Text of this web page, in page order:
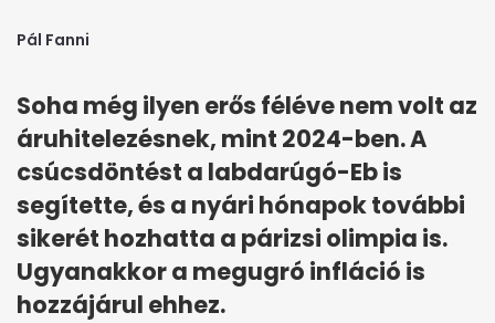
Pál Fanni
Soha még ilyen erős féléve nem volt az
áruhitelezésnek, mint 2024-ben. A
csúcsdöntést a labdarúgó-Eb is
segítette, és a nyári hónapok további
sikerét hozhatta a párizsi olimpia is.
Ugyanakkor a megugró infláció is
hozzájárul ehhez.